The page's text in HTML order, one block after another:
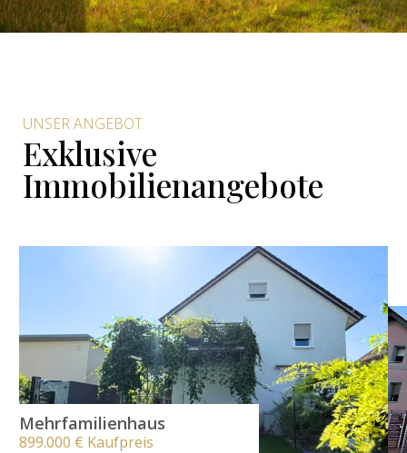
UNSER ANGEBOT
Exklusive
Immobilienangebote
Mehrfamilienhaus
899.000 € Kaufpreis